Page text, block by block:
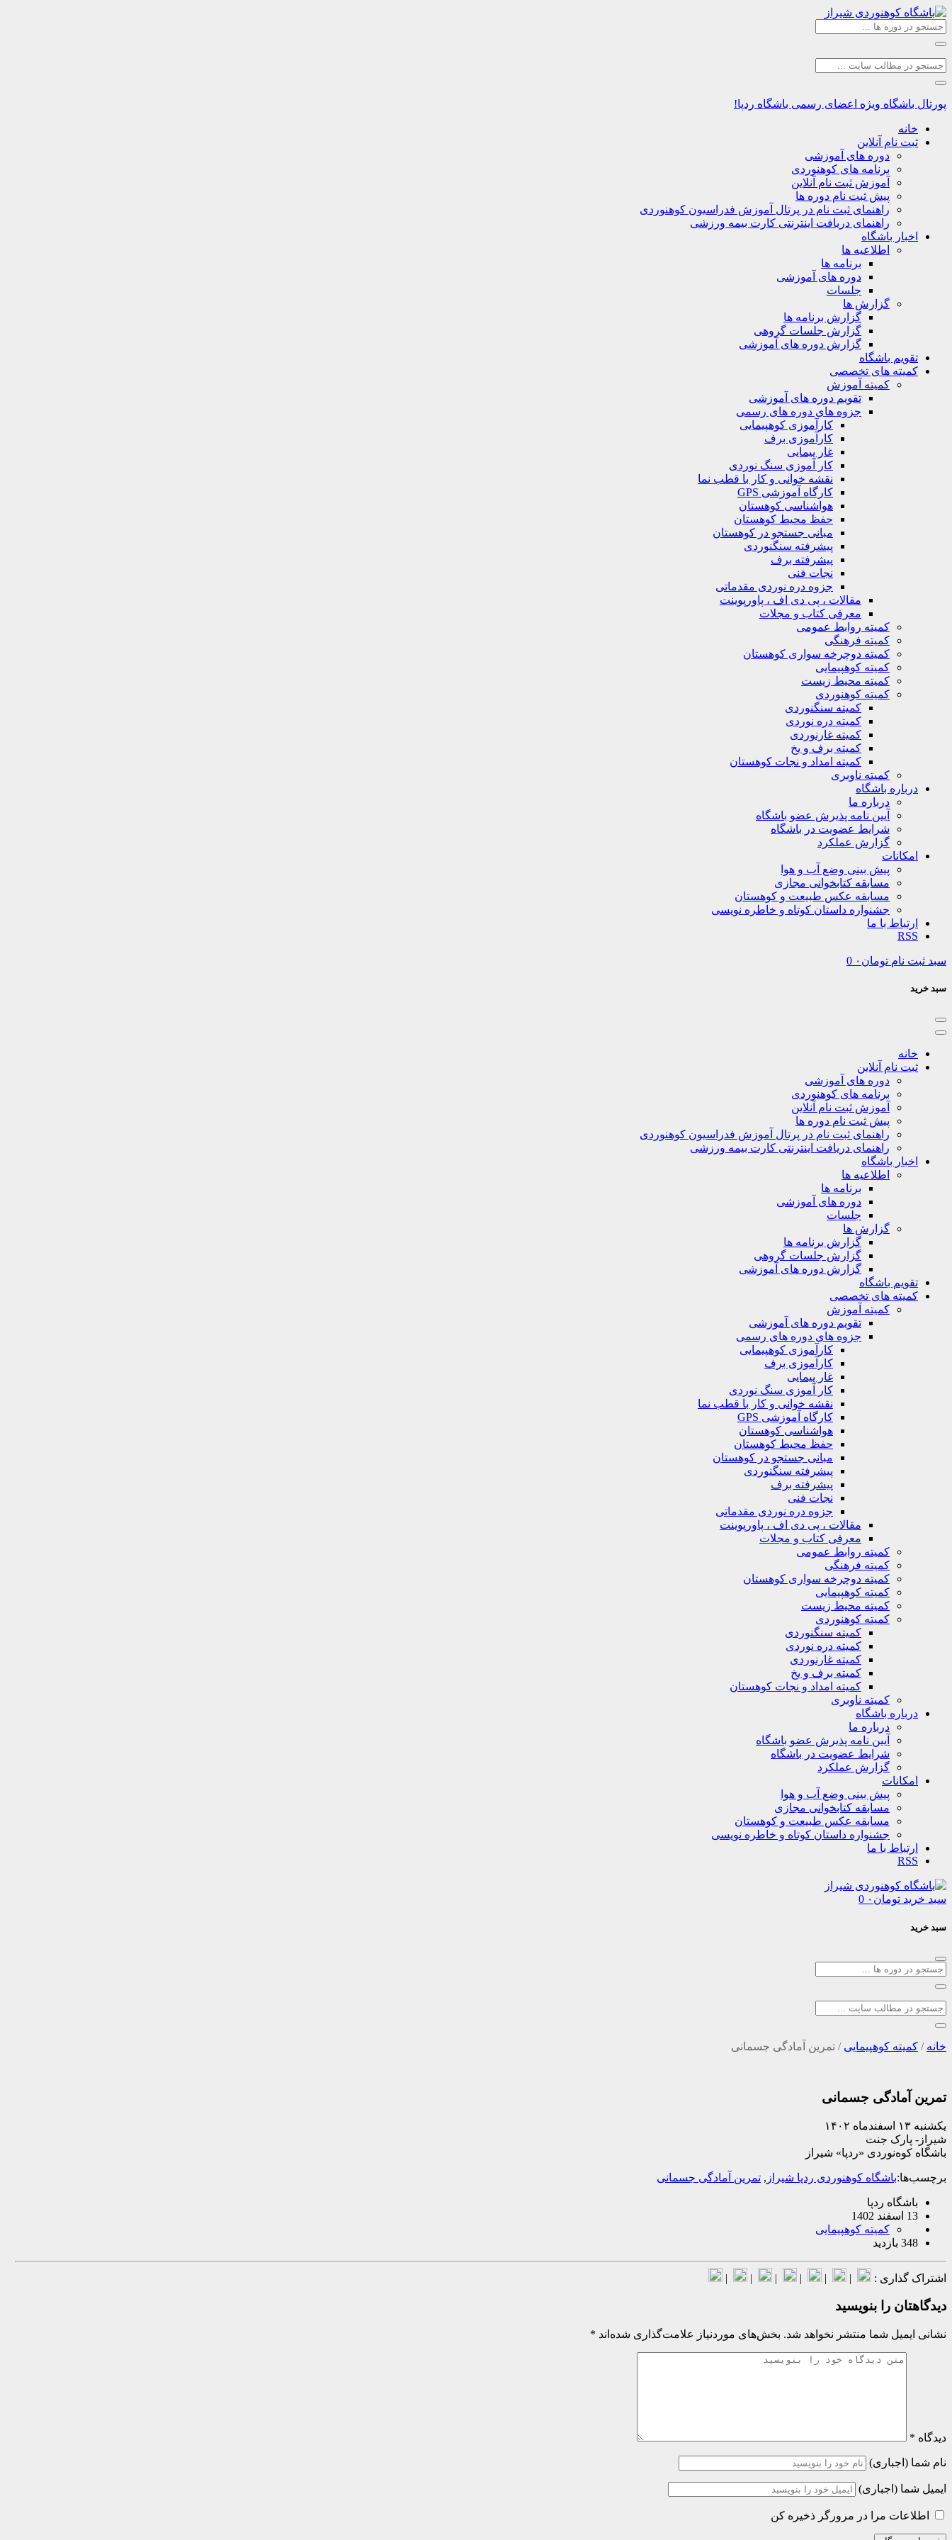
پورتال باشگاه ویژه اعضای رسمی باشگاه ردپا!
خانه
ثبت نام آنلاین
دوره های آموزشی
برنامه های کوهنوردی
آموزش ثبت نام آنلاین
پیش ثبت نام دوره ها
راهنمای ثبت نام در پرتال آموزش فدراسیون کوهنوردی
راهنمای دریافت اینترنتی کارت بیمه ورزشی
اخبار باشگاه
اطلاعیه ها
برنامه ها
دوره های آموزشی
جلسات
گزارش ها
گزارش برنامه ها
گزارش جلسات گروهی
گزارش دوره های آموزشی
تقویم باشگاه
کمیته های تخصصی
کمیته آموزش
تقویم دوره های آموزشی
جزوه های دوره های رسمی
کارآموزی کوهپیمایی
کارآموزی برف
غار پیمایی
کار آموزی سنگ نوردی
نقشه خوانی و کار با قطب نما
کارگاه آموزشی GPS
هواشناسی کوهستان
حفظ محیط کوهستان
مبانی جستجو در کوهستان
پیشرفته سنگنوردی
پیشرفته برف
نجات فنی
جزوه دره نوردی مقدماتی
مقالات ، پی دی اف ، پاورپوینت
معرفی کتاب و مجلات
کمیته روابط عمومی
کمیته فرهنگی
کمیته دوچرخه سواری کوهستان
کمیته کوهپیمایی
کمیته محیط زیست
کمیته کوهنوردی
کمیته سنگنوردی
کمیته دره نوردی
کمیته غارنوردی
کمیته برف و یخ
کمیته امداد و نجات کوهستان
کمیته ناوبری
درباره باشگاه
درباره ما
آیین نامه پذیرش عضو باشگاه
شرایط عضویت در باشگاه
گزارش عملکرد
امکانات
پیش بینی وضع آب و هوا
مسابقه کتابخوانی مجازی
مسابقه عکس طبیعت و کوهستان
جشنواره داستان کوتاه و خاطره نویسی
ارتباط با ما
RSS
سبد ثبت نام تومان ۰ 0
سبد خرید
خانه
ثبت نام آنلاین
دوره های آموزشی
برنامه های کوهنوردی
آموزش ثبت نام آنلاین
پیش ثبت نام دوره ها
راهنمای ثبت نام در پرتال آموزش فدراسیون کوهنوردی
راهنمای دریافت اینترنتی کارت بیمه ورزشی
اخبار باشگاه
اطلاعیه ها
برنامه ها
دوره های آموزشی
جلسات
گزارش ها
گزارش برنامه ها
گزارش جلسات گروهی
گزارش دوره های آموزشی
تقویم باشگاه
کمیته های تخصصی
کمیته آموزش
تقویم دوره های آموزشی
جزوه های دوره های رسمی
کارآموزی کوهپیمایی
کارآموزی برف
غار پیمایی
کار آموزی سنگ نوردی
نقشه خوانی و کار با قطب نما
کارگاه آموزشی GPS
هواشناسی کوهستان
حفظ محیط کوهستان
مبانی جستجو در کوهستان
پیشرفته سنگنوردی
پیشرفته برف
نجات فنی
جزوه دره نوردی مقدماتی
مقالات ، پی دی اف ، پاورپوینت
معرفی کتاب و مجلات
کمیته روابط عمومی
کمیته فرهنگی
کمیته دوچرخه سواری کوهستان
کمیته کوهپیمایی
کمیته محیط زیست
کمیته کوهنوردی
کمیته سنگنوردی
کمیته دره نوردی
کمیته غارنوردی
کمیته برف و یخ
کمیته امداد و نجات کوهستان
کمیته ناوبری
درباره باشگاه
درباره ما
آیین نامه پذیرش عضو باشگاه
شرایط عضویت در باشگاه
گزارش عملکرد
امکانات
پیش بینی وضع آب و هوا
مسابقه کتابخوانی مجازی
مسابقه عکس طبیعت و کوهستان
جشنواره داستان کوتاه و خاطره نویسی
ارتباط با ما
RSS
سبد خرید تومان ۰ 0
سبد خرید
خانه / کمیته کوهپیمایی / تمرین آمادگی جسمانی
تمرین آمادگی جسمانی
یکشنبه ۱۳ اسفندماه ۱۴۰۲
شیراز- پارک جنت
باشگاه کوه‌نوردی «ردپا» شیراز
برچسب‌ها:باشگاه کوهنوردی ردپا شیراز , تمرین آمادگی جسمانی
باشگاه ردپا
13 اسفند 1402
کمیته کوهپیمایی
348 بازدید
اشتراک گذاری : |
|
|
|
|
|
دیدگاهتان را بنویسید
نشانی ایمیل شما منتشر نخواهد شد. بخش‌های موردنیاز علامت‌گذاری شده‌اند *
دیدگاه *
نام شما (اجباری)
ایمیل شما (اجباری)
اطلاعات مرا در مرورگر ذخیره کن